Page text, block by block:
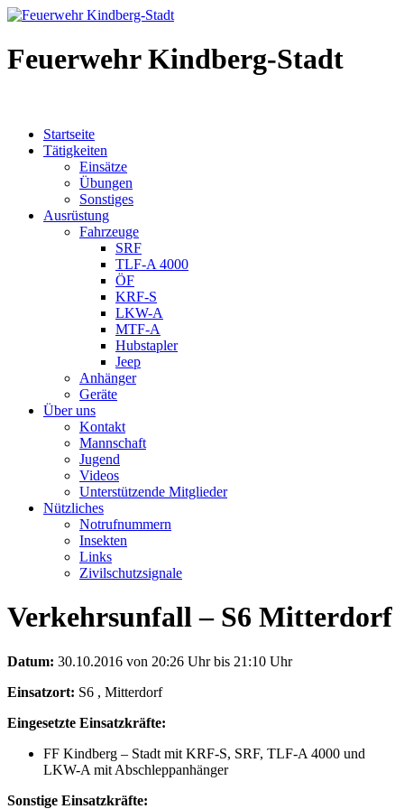
Feuerwehr Kindberg-Stadt
Startseite
Tätigkeiten
Einsätze
Übungen
Sonstiges
Ausrüstung
Fahrzeuge
SRF
TLF-A 4000
ÖF
KRF-S
LKW-A
MTF-A
Hubstapler
Jeep
Anhänger
Geräte
Über uns
Kontakt
Mannschaft
Jugend
Videos
Unterstützende Mitglieder
Nützliches
Notrufnummern
Insekten
Links
Zivilschutzsignale
Verkehrsunfall – S6 Mitterdorf
Datum: 30.10.2016 von 20:26 Uhr bis 21:10 Uhr
Einsatzort: S6 , Mitterdorf
Eingesetzte Einsatzkräfte:
FF Kindberg – Stadt mit KRF-S, SRF, TLF-A 4000 und
LKW-A mit Abschleppanhänger
Sonstige Einsatzkräfte: